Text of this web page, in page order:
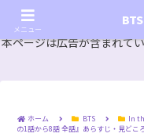
『In the SOOP BTS ver.』シーズン2
方法は？【
本ページは広告が含まれて
ホーム BTS In
の1話から8話 全話』あらすじ・見どこ
メニュー